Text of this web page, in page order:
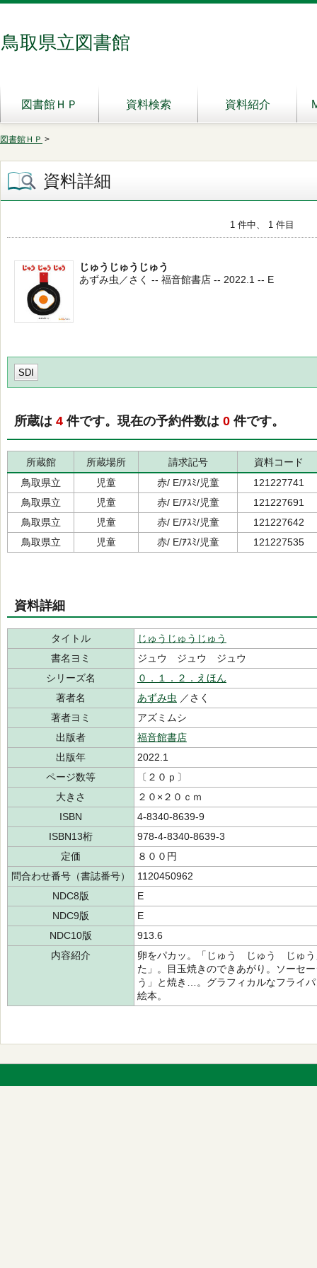
鳥取県立図書館
図書館ＨＰ 資料検索 資料紹介
図書館ＨＰ >
資料詳細
1 件中、 1 件目
じゅうじゅうじゅう
あずみ虫／さく -- 福音館書店 -- 2022.1 -- E
SDI
所蔵は 4 件です。現在の予約件数は 0 件です。
所蔵館 所蔵場所 請求記号
資料コード
鳥取県立
児童 赤/ E/ｱｽﾐ/児童
121227741
鳥取県立
児童 赤/ E/ｱｽﾐ/児童
121227691
鳥取県立
児童 赤/ E/ｱｽﾐ/児童
121227642
鳥取県立
児童 赤/ E/ｱｽﾐ/児童 121227535
資料詳細
タイトル
じゅうじゅうじゅう
書名ヨミ
ジュウ ジュウ ジュウ
シリーズ名
０．１．２．えほん
著者名
あずみ虫 ／さく
著者ヨミ
アズミムシ
出版者
福音館書店
出版年
2022.1
ページ数等
〔２０ｐ〕
大きさ
２０×２０ｃｍ
ISBN
4-8340-8639-9
ISBN13桁
978-4-8340-8639-3
定価
８００円
問合わせ番号（書誌番号）
1120450962
NDC8版
E
NDC9版
E
NDC10版
913.6
内容紹介
卵をパカッ。「じゅう じゅう じゅ
た」。目玉焼きのできあがり。ソー
う」と焼き…。グラフィカルなフライ
絵本。